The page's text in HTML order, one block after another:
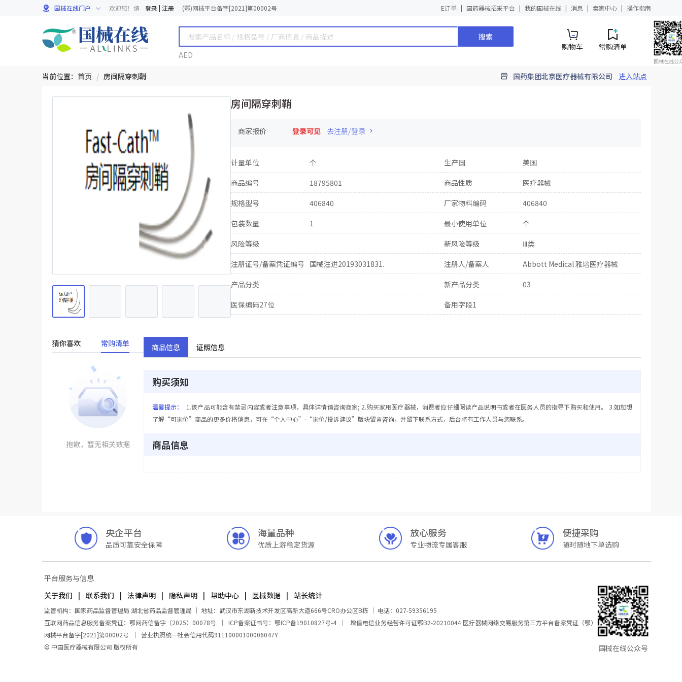
国械在线门户 欢迎您！请 登录 | 注册 (鄂)网械平台备字[2021]第00002号 E订单 国药器械招采平台 我的国械在线 消息 卖家中心 操作指南
搜索
AED
购物车 常购清单
国械在线公
当前位置： 首页 / 房间隔穿刺鞘 国药集团北京医疗器械有限公司 进入站点
房间隔穿刺鞘
商家报价 登录可见 去注册/登录
计量单位 个 生产国
美国
商品编号
18795801 商品性质
医疗器械
规格型号
406840 厂家物料编码
406840
包装数量
1 最小使用单位
个
风险等级
新风险等级
Ⅲ类
注册证号/备案凭证编号 国械注进20193031831. 注册人/备案人
Abbott Medical 雅培医疗器械
产品分类
新产品分类
03
医保编码27位
备用字段1
猜你喜欢 常购清单
抱歉，暂无相关数据
商品信息 证照信息
购买须知
温馨提示：
1.该产品可能含有禁忌内容或者注意事项，具体详情请咨询商家; 2.购买家用医疗器械，消费者应仔细阅读产品说明书或者在医务人员的指导下购买和使用。 3.如您想
了解“可询价”商品的更多价格信息，可在“个人中心”-“询价/投诉建议”版块留言咨询，并留下联系方式，后台将有工作人员与您联系。
商品信息
央企平台
品质可靠安全保障
海量品种
优质上游稳定货源
放心服务
专业物流专属客服
便捷采购
随时随地下单选购
平台服务与信息
关于我们
联系我们 法律声明 隐私声明 帮助中心 医械数据 站长统计
监管机构：国家药品监督管理局 湖北省药品监督管理局 ｜ 地址：武汉市东湖新技术开发区高新大道666号CRO办公区B栋 ｜ 电话：027-59356195
互联网药品信息服务备案凭证：鄂网药信备字（2025）00078号
｜ ICP备案证书号：鄂ICP备19010827号-4 ｜ 增值电信业务经营许可证鄂B2-20210044 医疗器械网络交易服务第三方平台备案凭证（鄂）
网械平台备字[2021]第00002号
｜ 营业执照统一社会信用代码91110000100006047Y
© 中国医疗器械有限公司 版权所有
国械在线公众号